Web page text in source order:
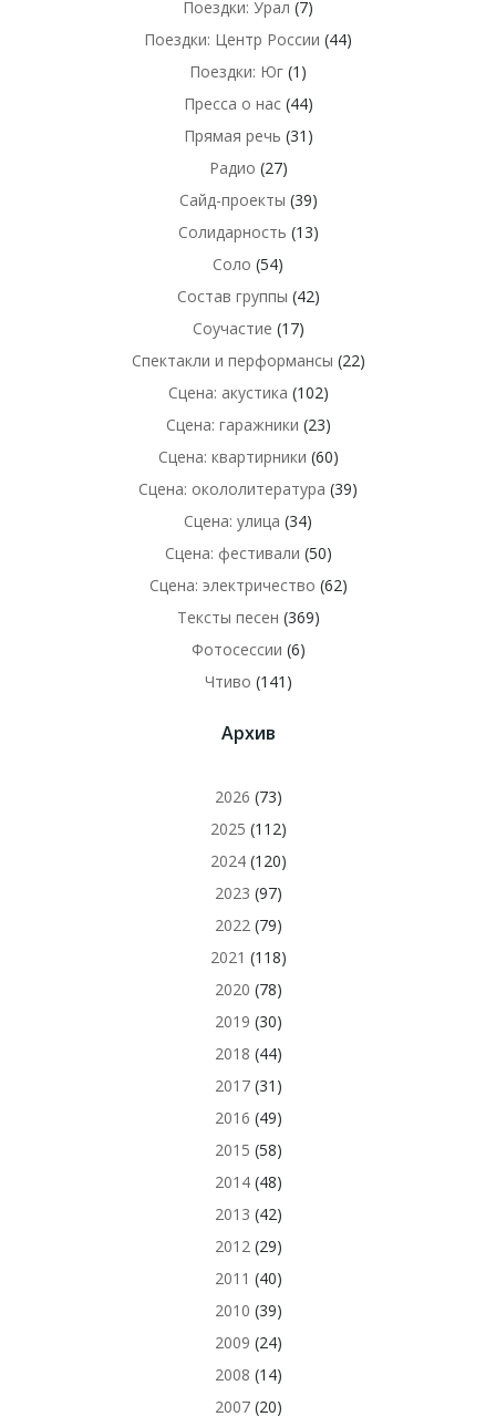
Поездки: Урал (7)
Поездки: Центр России (44)
Поездки: Юг (1)
Пресса о нас(44)
Прямая речь (31)
Радио (27)
Сайд-проекты (39)
Солидарность (13)
Соло (54)
Состав группы (42)
Соучастие (17)
Спектакли и перформансы (22)
Сцена: акустика (102)
Сцена: гаражники (23)
Сцена: квартирники (60)
Сцена: окололитература (39)
Сцена: улица (34)
Сцена: фестивали (50)
Сцена: электричество (62)
Тексты песен (369)
Фотосессии (6)
Чтиво (141)
Архив
2026 (73)
2025 (112)
2024(120)
2023 (97)
2022(79)
2021 (118)
2020 (78)
2019 (30)
2018 (44)
2017(31)
2016 (49)
2015 (58)
2014(48)
2013 (42)
2012(29)
2011 (40)
2010 (39)
2009 (24)
2008 (14)
2007(20)